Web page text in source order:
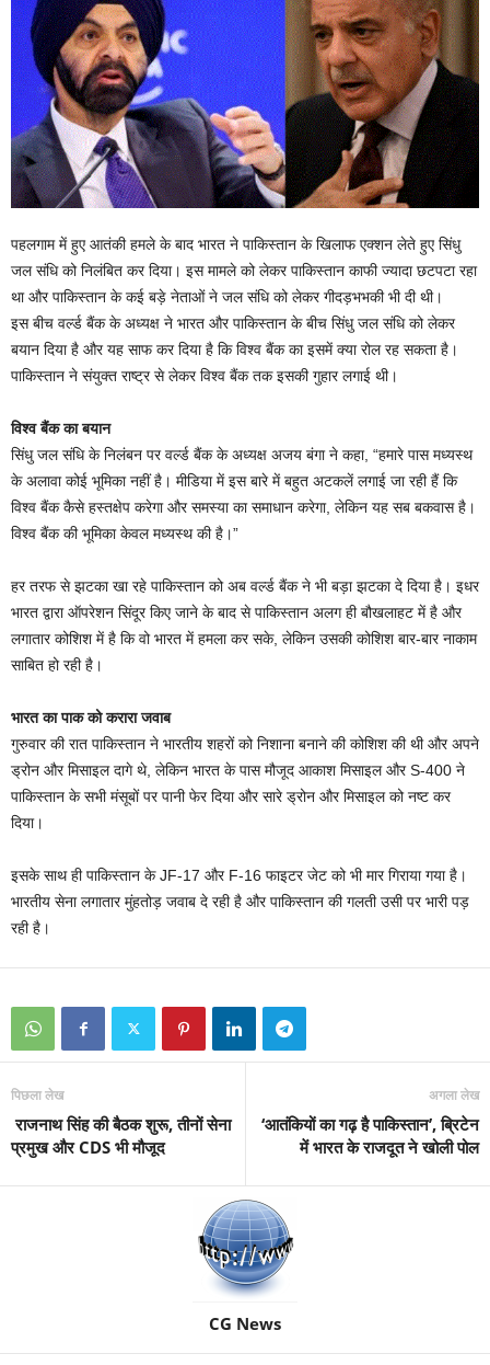
पहलगाम में हुए आतंकी हमले के बाद भारत ने पाकिस्तान के खिलाफ एक्शन लेते हुए सिंधु
जल संधि को निलंबित कर दिया। इस मामले को लेकर पाकिस्तान काफी ज्यादा छटपटा रहा
था और पाकिस्तान के कई बड़े नेताओं ने जल संधि को लेकर गीदड़भभकी भी दी थी।
इस बीच वर्ल्ड बैंक के अध्यक्ष ने भारत और पाकिस्तान के बीच सिंधु जल संधि को लेकर
बयान दिया है और यह साफ कर दिया है कि विश्व बैंक का इसमें क्या रोल रह सकता है।
पाकिस्तान ने संयुक्त राष्ट्र से लेकर विश्व बैंक तक इसकी गुहार लगाई थी।
विश्व बैंक का बयान
सिंधु जल संधि के निलंबन पर वर्ल्ड बैंक के अध्यक्ष अजय बंगा ने कहा, “हमारे पास मध्यस्थ
के अलावा कोई भूमिका नहीं है। मीडिया में इस बारे में बहुत अटकलें लगाई जा रही हैं कि
विश्व बैंक कैसे हस्तक्षेप करेगा और समस्या का समाधान करेगा, लेकिन यह सब बकवास है।
विश्व बैंक की भूमिका केवल मध्यस्थ की है।”
हर तरफ से झटका खा रहे पाकिस्तान को अब वर्ल्ड बैंक ने भी बड़ा झटका दे दिया है। इधर
भारत द्वारा ऑपरेशन सिंदूर किए जाने के बाद से पाकिस्तान अलग ही बौखलाहट में है और
लगातार कोशिश में है कि वो भारत में हमला कर सके, लेकिन उसकी कोशिश बार-बार नाकाम
साबित हो रही है।
भारत का पाक को करारा जवाब
गुरुवार की रात पाकिस्तान ने भारतीय शहरों को निशाना बनाने की कोशिश की थी और अपने
ड्रोन और मिसाइल दागे थे, लेकिन भारत के पास मौजूद आकाश मिसाइल और S-400 ने
पाकिस्तान के सभी मंसूबों पर पानी फेर दिया और सारे ड्रोन और मिसाइल को नष्ट कर
दिया।
इसके साथ ही पाकिस्तान के JF-17 और F-16 फाइटर जेट को भी मार गिराया गया है।
भारतीय सेना लगातार मुंहतोड़ जवाब दे रही है और पाकिस्तान की गलती उसी पर भारी पड़
रही है।
पिछला लेख
राजनाथ सिंह की बैठक शुरू, तीनों सेना
प्रमुख और CDS भी मौजूद
अगला लेख
‘आतंकियों का गढ़ है पाकिस्तान’, ब्रिटेन
में भारत के राजदूत ने खोली पोल
CG News